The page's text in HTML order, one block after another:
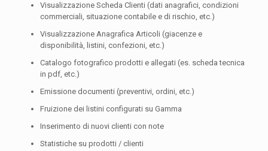
Visualizzazione Scheda Clienti (dati anagrafici, condizioni
commerciali, situazione contabile e di rischio, etc.)
Visualizzazione Anagrafica Articoli (giacenze e
disponibilità, listini, confezioni, etc.)
Catalogo fotografico prodotti e allegati (es. scheda tecnica
in pdf, etc.)
Emissione documenti (preventivi, ordini, etc.)
Fruizione dei listini configurati su Gamma
Inserimento di nuovi clienti con note
Statistiche su prodotti / clienti